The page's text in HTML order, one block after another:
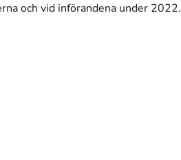
och vid införandena under 2022.